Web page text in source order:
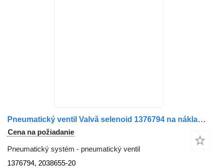
Pneumatický ventil Valvă selenoid 1376794 na nákladného auta Scania 1376794 2038655 20
Cena na požiadanie
Pneumatický systém - pneumatický ventil
1376794, 2038655-20